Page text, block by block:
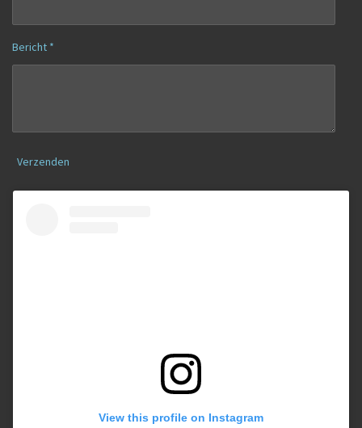
Bericht *
Verzenden
View this profile on Instagram